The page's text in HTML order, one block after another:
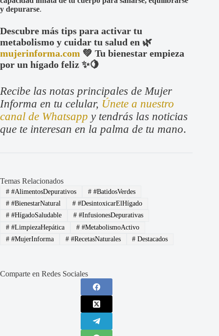
y depurarse.
Descubre más tips para activar tu
metabolismo y cuidar tu salud en 🌿
mujerinforma.com 💚 Tu bienestar empieza
por un hígado feliz ✨🍋
Recibe las notas principales de Mujer
Informa en tu celular, Únete a nuestro
canal de Whatsapp y tendrás las noticias
que te interesan en la palma de tu mano.
Temas Relacionados
##AlimentosDepurativos ##BatidosVerdes
##BienestarNatural ##DesintoxicarElHígado
##HígadoSaludable ##InfusionesDepurativas
##LimpiezaHepática ##MetabolismoActivo
##MujerInforma ##RecetasNaturales # Destacados
Comparte en Redes Sociales